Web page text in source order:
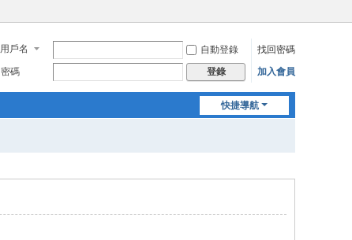
用戶名 自動登錄
找回密碼
密碼
登錄 加入會員
快捷導航